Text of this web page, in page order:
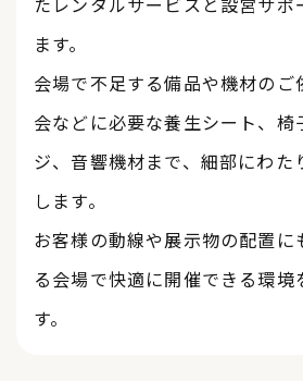
ます。
会場で不足する備品や機材のご
会などに必要な養生シート、椅
ジ、音響機材まで、細部にわた
します。
お客様の動線や展示物の配置に
る会場で快適に開催できる環境
す。